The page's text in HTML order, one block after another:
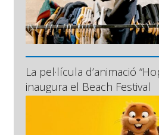
La pel·lícula d’animació
inaugura el Beach Festival